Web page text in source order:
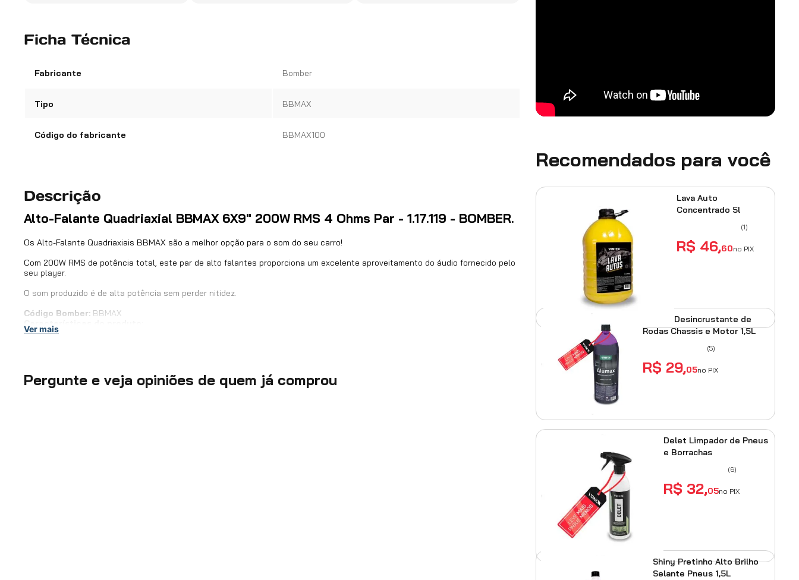
Ficha Técnica
Fabricante Bomber
Tipo BBMAX
Código do fabricante BBMAX100
Descrição
Alto-Falante Quadriaxial BBMAX 6X9" 200W RMS 4 Ohms Par - 1.17.119 - BOMBER.
Os Alto-Falante Quadriaxiais BBMAX são a melhor opção para o som do seu carro!
Com 200W RMS de potência total, este par de alto falantes proporciona um excelente aproveitamento do áudio fornecido pelo
seu player.
O som produzido é de alta potência sem perder nitidez.
Código Bomber: BBMAX
Características do produto:
- Impedância: 4O
Ver mais
Pergunte e veja opiniões de quem já comprou
Recomendados para você
Lava Auto
Concentrado 5l
(1)
R$ 46,60no PIX
Alumax Desincrustante de
Rodas Chassis e Motor 1,5L
(5)
R$ 29,05no PIX
Delet Limpador de Pneus
e Borrachas
(6)
R$ 32,05no PIX
Shiny Pretinho Alto Brilho
Selante Pneus 1,5L